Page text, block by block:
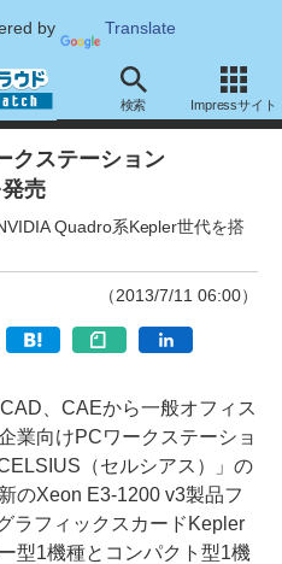
by Translate
検索 Impressサイト
クステーション
売
Quadro系Kepler世代を搭
（2013/7/11 06:00）
、CAEから一般オフィス
業向けPCワークステーショ
（セルシアス）」の
のXeon E3-1200 v3製品フ
ラフィックスカードKepler
型1機種とコンパクト型1機